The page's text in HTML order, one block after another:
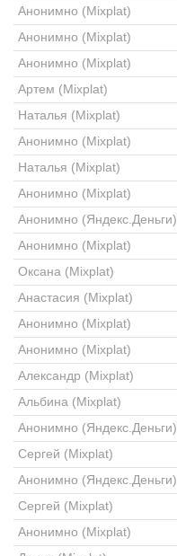
Анонимно (Mixplat)
Анонимно (Mixplat)
Анонимно (Mixplat)
Артем (Mixplat)
Наталья (Mixplat)
Анонимно (Mixplat)
Наталья (Mixplat)
Анонимно (Mixplat)
Анонимно (Яндекс.Деньги)
Анонимно (Mixplat)
Оксана (Mixplat)
Анастасия (Mixplat)
Анонимно (Mixplat)
Анонимно (Mixplat)
Александр (Mixplat)
Альбина (Mixplat)
Анонимно (Яндекс.Деньги)
Сергей (Mixplat)
Анонимно (Яндекс.Деньги)
Сергей (Mixplat)
Анонимно (Mixplat)